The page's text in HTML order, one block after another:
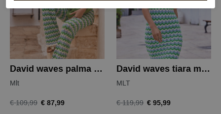
David waves palma palazzo trousers
Mlt
€ 109,99 € 87,99
David waves tiara maxi dress
MLT
€ 119,99 € 95,99